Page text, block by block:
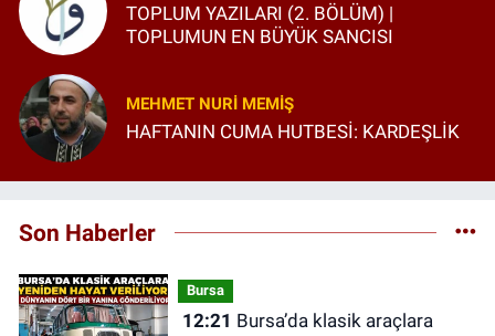
TOPLUM YAZILARI (2. BÖLÜM) |
TOPLUMUN EN BÜYÜK SANCISI
MEHMET NURI MEMIŞ
HAFTANIN CUMA HUTBESİ: KARDEŞLİK
Son Haberler
Bursa
12:21